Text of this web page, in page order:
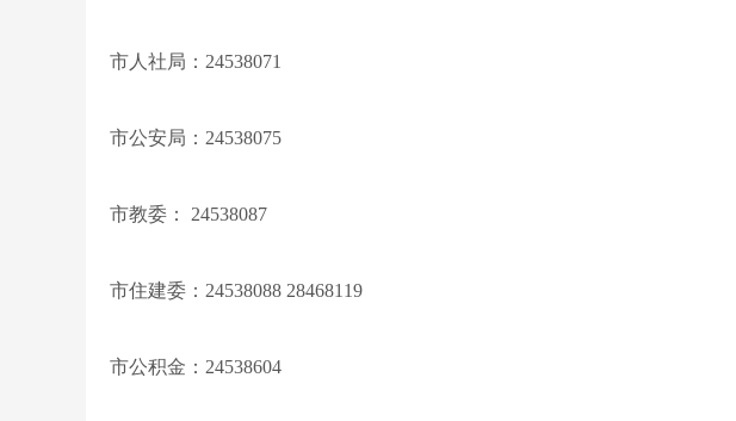
市人社局：24538071
市公安局：24538075
市教委： 24538087
市住建委：24538088 28468119
市公积金：24538604